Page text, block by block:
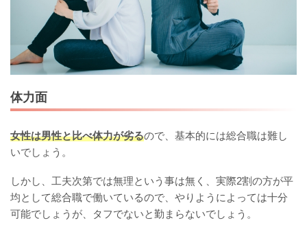
体力面
女性は男性と比べ体力が劣るので、基本的には総合職は難し
いでしょう。
しかし、工夫次第では無理という事は無く、実際2割の方が平
均として総合職で働いているので、やりようによっては十分
可能でしょうが、タフでないと勤まらないでしょう。